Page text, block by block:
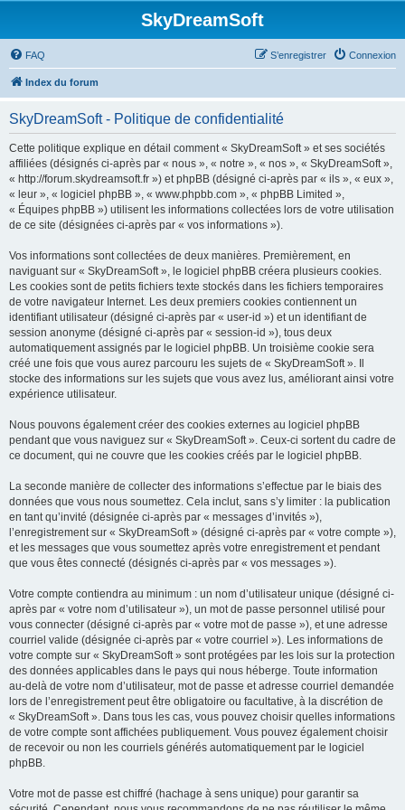
SkyDreamSoft
FAQ Connexion
S’enregistrer
Index du forum
SkyDreamSoft - Politique de confidentialité
Cette politique explique en détail comment « SkyDreamSoft » et ses sociétés
affiliées (désignés ci-après par « nous », « notre », « nos », « SkyDreamSoft »,
« http://forum.skydreamsoft.fr ») et phpBB (désigné ci-après par « ils », « eux »,
« leur », « logiciel phpBB », « www.phpbb.com », « phpBB Limited »,
« Équipes phpBB ») utilisent les informations collectées lors de votre utilisation
de ce site (désignées ci-après par « vos informations »).
Vos informations sont collectées de deux manières. Premièrement, en
naviguant sur « SkyDreamSoft », le logiciel phpBB créera plusieurs cookies.
Les cookies sont de petits fichiers texte stockés dans les fichiers temporaires
de votre navigateur Internet. Les deux premiers cookies contiennent un
identifiant utilisateur (désigné ci-après par « user-id ») et un identifiant de
session anonyme (désigné ci-après par « session-id »), tous deux
automatiquement assignés par le logiciel phpBB. Un troisième cookie sera
créé une fois que vous aurez parcouru les sujets de « SkyDreamSoft ». Il
stocke des informations sur les sujets que vous avez lus, améliorant ainsi votre
expérience utilisateur.
Nous pouvons également créer des cookies externes au logiciel phpBB
pendant que vous naviguez sur « SkyDreamSoft ». Ceux-ci sortent du cadre de
ce document, qui ne couvre que les cookies créés par le logiciel phpBB.
La seconde manière de collecter des informations s’effectue par le biais des
données que vous nous soumettez. Cela inclut, sans s’y limiter : la publication
en tant qu’invité (désignée ci-après par « messages d’invités »),
l’enregistrement sur « SkyDreamSoft » (désigné ci-après par « votre compte »),
et les messages que vous soumettez après votre enregistrement et pendant
que vous êtes connecté (désignés ci-après par « vos messages »).
Votre compte contiendra au minimum : un nom d’utilisateur unique (désigné ci-
après par « votre nom d’utilisateur »), un mot de passe personnel utilisé pour
vous connecter (désigné ci-après par « votre mot de passe »), et une adresse
courriel valide (désignée ci-après par « votre courriel »). Les informations de
votre compte sur « SkyDreamSoft » sont protégées par les lois sur la protection
des données applicables dans le pays qui nous héberge. Toute information
au-delà de votre nom d’utilisateur, mot de passe et adresse courriel demandée
lors de l’enregistrement peut être obligatoire ou facultative, à la discrétion de
« SkyDreamSoft ». Dans tous les cas, vous pouvez choisir quelles informations
de votre compte sont affichées publiquement. Vous pouvez également choisir
de recevoir ou non les courriels générés automatiquement par le logiciel
phpBB.
Votre mot de passe est chiffré (hachage à sens unique) pour garantir sa